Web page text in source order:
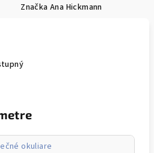
Značka Ana Hickmann
okuliare